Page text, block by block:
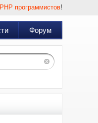
программистов!
Форум